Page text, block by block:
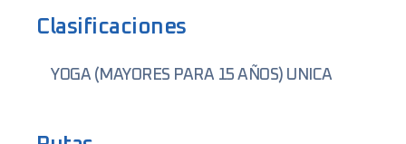
Clasificaciones
YOGA (MAYORES PARA 15 AÑOS) UNICA